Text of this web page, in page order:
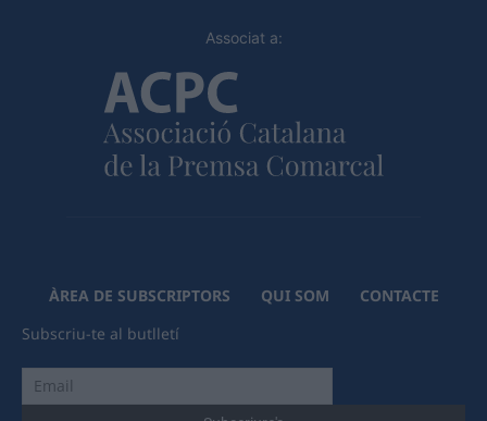
Associat a:
ÀREA DE SUBSCRIPTORS QUI SOM
CONTACTE
Subscriu-te al butlletí